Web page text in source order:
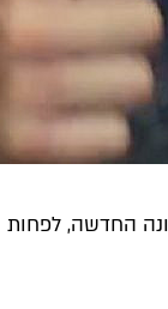
החדשה, לפחות